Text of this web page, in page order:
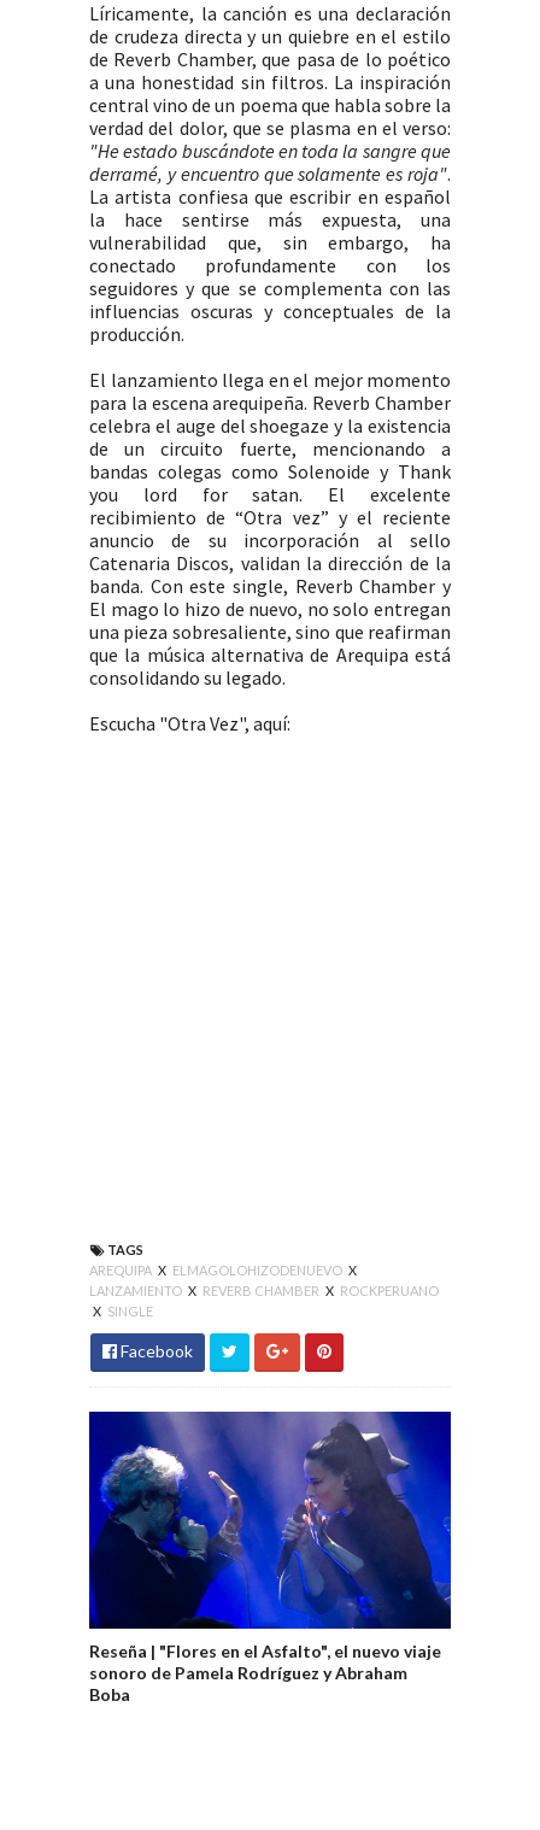
Líricamente, la canción es una declaración
de crudeza directa y un quiebre en el estilo
de Reverb Chamber, que pasa de lo poético
a una honestidad sin filtros. La inspiración
central vino de un poema que habla sobre la
verdad del dolor, que se plasma en el verso:
"He estado buscándote en toda la sangre que
derramé, y encuentro que solamente es roja".
La artista confiesa que escribir en español
la hace sentirse más expuesta, una
vulnerabilidad que, sin embargo, ha
conectado profundamente con los
seguidores y que se complementa con las
influencias oscuras y conceptuales de la
producción.
El lanzamiento llega en el mejor momento
para la escena arequipeña. Reverb Chamber
celebra el auge del shoegaze y la existencia
de un circuito fuerte, mencionando a
bandas colegas como Solenoide y Thank
you lord for satan. El excelente
recibimiento de “Otra vez” y el reciente
anuncio de su incorporación al sello
Catenaria Discos, validan la dirección de la
banda. Con este single, Reverb Chamber y
El mago lo hizo de nuevo, no solo entregan
una pieza sobresaliente, sino que reafirman
que la música alternativa de Arequipa está
consolidando su legado.
Escucha "Otra Vez", aquí:
TAGS
AREQUIPA X ELMAGOLOHIZODENUEVO X
LANZAMIENTO X REVERB CHAMBER X ROCKPERUANO
X SINGLE
Facebook
Reseña | "Flores en el Asfalto", el nuevo viaje
sonoro de Pamela Rodríguez y Abraham
Boba